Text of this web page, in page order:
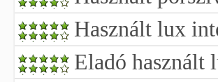
Használt lux
Eladó használt